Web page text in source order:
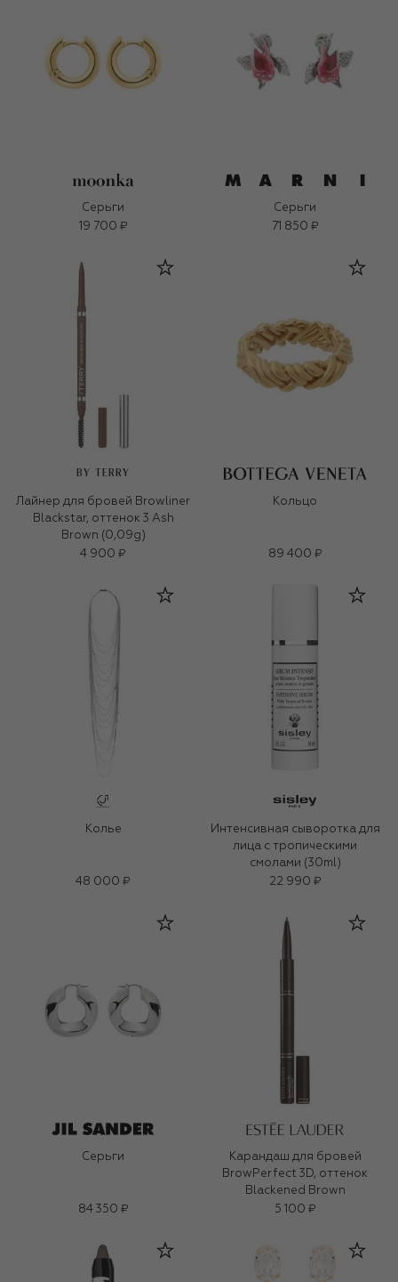
Серьги
19 700 ₽
Серьги
71 850 ₽
BY TERRY
Лайнер для бровей Browliner
Blackstar, оттенок 3 Ash
Brown (0,09g)
4 900 ₽
Кольцо
89 400 ₽
Колье
48 000 ₽
Интенсивная сыворотка для
лица с тропическими
смолами (30ml)
22 990 ₽
Серьги
84 350 ₽
Карандаш для бровей
BrowPerfect 3D, оттенок
Blackened Brown
5 100 ₽